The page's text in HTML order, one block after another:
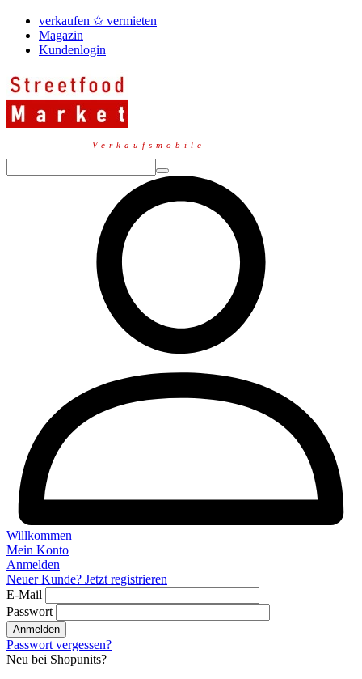
verkaufen ✩ vermieten
Magazin
Kundenlogin
Verkaufsmobile
Willkommen
Mein Konto
Anmelden
Neuer Kunde? Jetzt registrieren
E-Mail
Passwort
Anmelden
Passwort vergessen?
Neu bei Shopunits?